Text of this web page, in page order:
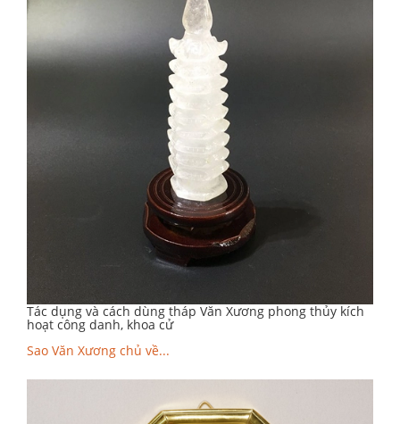
Tác dụng và cách dùng tháp Văn Xương phong thủy kích
hoạt công danh, khoa cử
Sao Văn Xương chủ về...